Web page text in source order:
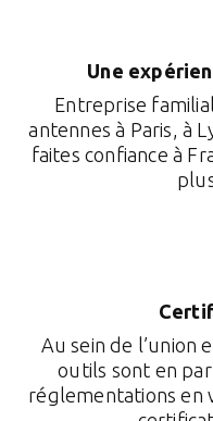
Une
Entreprise
antennes à Paris, à
faites confiance à
Au sein de l’union
outils sont en
réglementations en